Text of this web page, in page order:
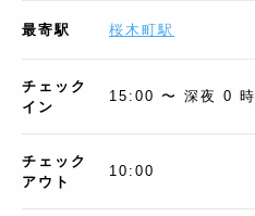
最寄駅 桜木町駅
チェック
イン
15:00 〜 深夜 0 時
チェック
アウト
10:00